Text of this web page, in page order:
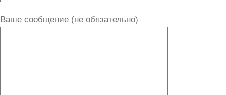
Ваше сообщение (не обязательно)